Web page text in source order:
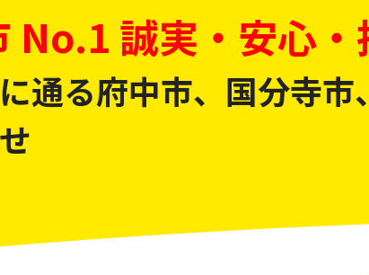
No.1 誠実・安心・
通る府中市、国分寺市